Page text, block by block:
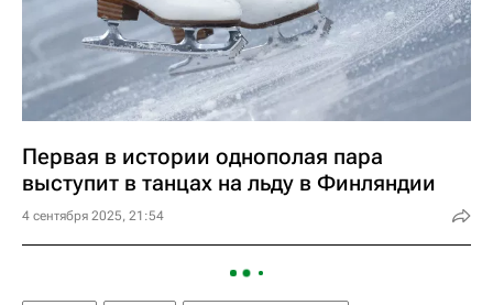
Первая в истории однополая пара
выступит в танцах на льду в Финляндии
4 сентября 2025, 21:54